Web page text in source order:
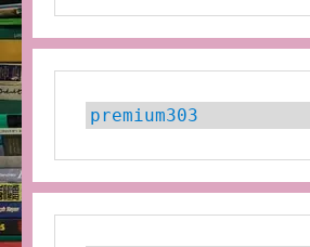
premium303